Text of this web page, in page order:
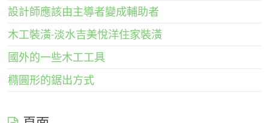
設計師應該由主導者變成輔助者
木工裝潢-淡水吉美悅洋住家裝潢
國外的一些木工工具
橢圓形的鋸出方式